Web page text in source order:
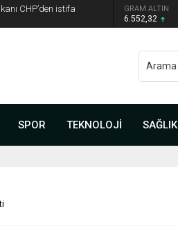
CHP’den istifa
GRAM ALTIN
6.552,32
SPOR TEKNOLOJİ SAĞLIK